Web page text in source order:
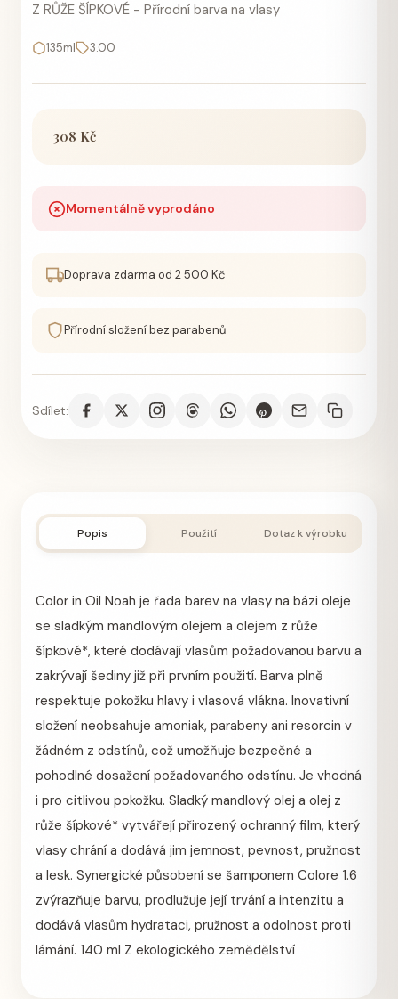
Z RŮŽE ŠÍPKOVÉ - Přírodní barva na vlasy
135ml 3.00
308 Kč
Momentálně vyprodáno
Doprava zdarma od 2 500 Kč
Přírodní složení bez parabenů
Sdílet:
Popis Použití Dotaz k výrobku
Color in Oil Noah je řada barev na vlasy na bázi oleje
se sladkým mandlovým olejem a olejem z růže
šípkové*, které dodávají vlasům požadovanou barvu a
zakrývají šediny již při prvním použití. Barva plně
respektuje pokožku hlavy i vlasová vlákna. Inovativní
složení neobsahuje amoniak, parabeny ani resorcin v
žádném z odstínů, což umožňuje bezpečné a
pohodlné dosažení požadovaného odstínu. Je vhodná
i pro citlivou pokožku. Sladký mandlový olej a olej z
růže šípkové* vytvářejí přirozený ochranný film, který
vlasy chrání a dodává jim jemnost, pevnost, pružnost
a lesk. Synergické působení se šamponem Colore 1.6
zvýrazňuje barvu, prodlužuje její trvání a intenzitu a
dodává vlasům hydrataci, pružnost a odolnost proti
lámání. 140 ml Z ekologického zemědělství